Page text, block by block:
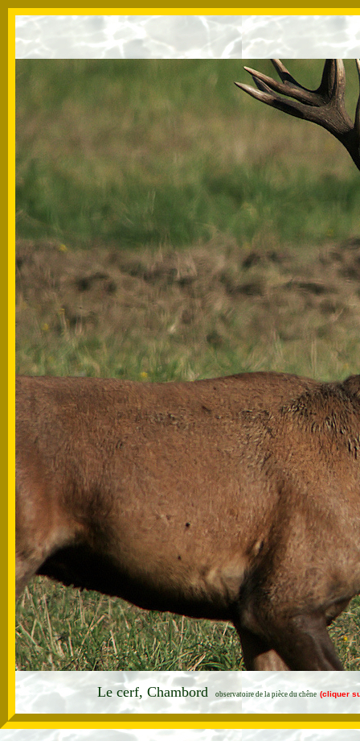
Le cerf, Chambord observatoire de la pièce du chêne (cliquer